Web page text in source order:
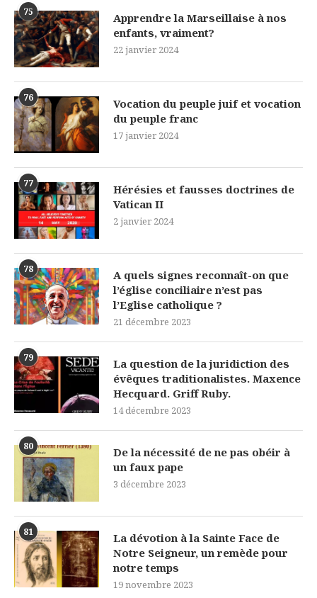
75
Apprendre la Marseillaise à nos
enfants, vraiment?
22 janvier 2024
76
Vocation du peuple juif et vocation
du peuple franc
17 janvier 2024
77
Hérésies et fausses doctrines de
Vatican II
2 janvier 2024
78
A quels signes reconnaît-on que
l’église conciliaire n’est pas
l’Eglise catholique ?
21 décembre 2023
79
La question de la juridiction des
évêques traditionalistes. Maxence
Hecquard. Griff Ruby.
14 décembre 2023
80
De la nécessité de ne pas obéir à
un faux pape
3 décembre 2023
81
La dévotion à la Sainte Face de
Notre Seigneur, un remède pour
notre temps
19 novembre 2023